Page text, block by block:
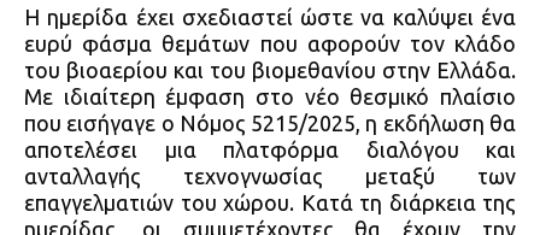
Η ημερίδα έχει σχεδιαστεί ώστε να καλύψει ένα
ευρύ φάσμα θεμάτων που αφορούν τον κλάδο
του βιοαερίου και του βιομεθανίου στην Ελλάδα.
Με ιδιαίτερη έμφαση στο νέο θεσμικό πλαίσιο
που εισήγαγε ο Νόμος 5215/2025, η εκδήλωση θα
αποτελέσει μια πλατφόρμα διαλόγου και
ανταλλαγής τεχνογνωσίας μεταξύ των
επαγγελματιών του χώρου. Κατά τη διάρκεια της
ημερίδας, οι συμμετέχοντες θα έχουν την